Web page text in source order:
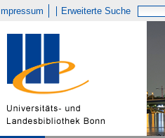
Impressum Erweiterte Suche